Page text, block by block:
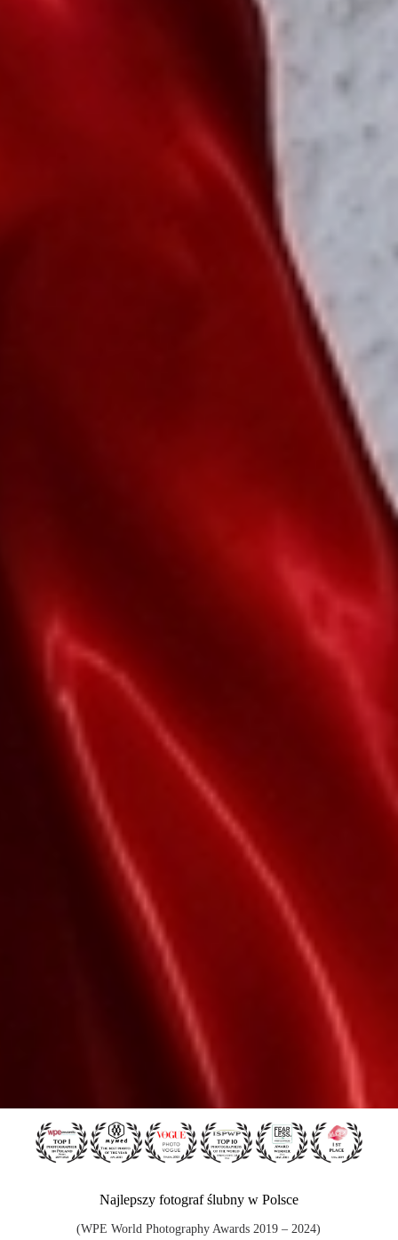
Najlepszy fotograf ślubny w Polsce
(WPE World Photography Awards 2019 – 2024)